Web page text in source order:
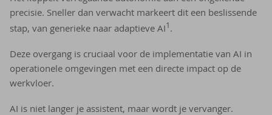
precisie. Sneller dan verwacht markeert dit een beslissende
stap, van generieke naar adaptieve AI1.
Deze overgang is cruciaal voor de implementatie van AI in
operationele omgevingen met een directe impact op de
werkvloer.
AI is niet langer je assistent, maar wordt je vervanger.